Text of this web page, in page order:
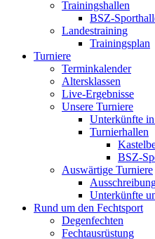
Trainingshallen
BSZ-
Landestraining
Trainingsplan
Turniere
Terminkalender
Altersklassen
Live-Ergebnisse
Unsere Turniere
Unterkünfte
Turnierhallen
BSZ-
Auswärtige Turniere
Unterkünfte
Rund um den Fechtsport
Degenfechten
Fechtausrüstung